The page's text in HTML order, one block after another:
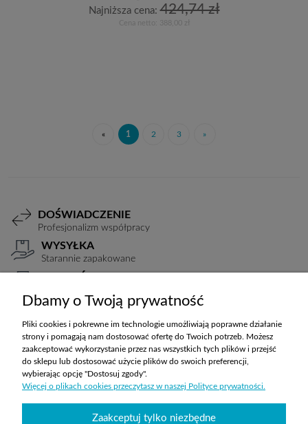
Najniższa cena:424,74 zł
388,00 zł
« 1 2 3 »
DOŚWIADCZENIE
Profesjonalizm współpracy
WYSYŁKA
Starannie zapakowane
TRANSPORT
Koszty ustalane indywidualnie
ZAKUPY
POMOC
Dbamy o Twoją prywatność
Pliki cookies i pokrewne im technologie umożliwiają poprawne działanie
strony i pomagają nam dostosować ofertę do Twoich potrzeb. Możesz
zaakceptować wykorzystanie przez nas wszystkich tych plików i przejść
do sklepu lub dostosować użycie plików do swoich preferencji,
wybierając opcję "Dostosuj zgody".
Więcej o plikach cookies przeczytasz w naszej Polityce prywatności.
Zaakceptuj tylko niezbędne